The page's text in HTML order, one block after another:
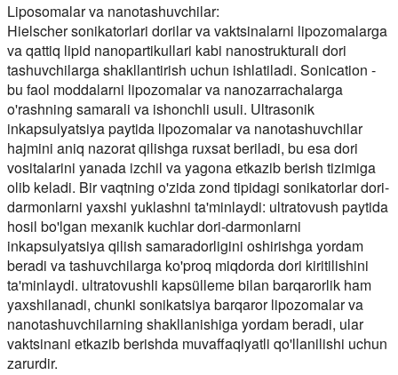
Liposomalar va nanotashuvchilar:
Hielscher sonikatorlari dorilar va vaktsinalarni lipozomalarga
va qattiq lipid nanopartikullari kabi nanostrukturali dori
tashuvchilarga shakllantirish uchun ishlatiladi. Sonication -
bu faol moddalarni lipozomalar va nanozarrachalarga
o'rashning samarali va ishonchli usuli. Ultrasonik
inkapsulyatsiya paytida lipozomalar va nanotashuvchilar
hajmini aniq nazorat qilishga ruxsat beriladi, bu esa dori
vositalarini yanada izchil va yagona etkazib berish tizimiga
olib keladi. Bir vaqtning o'zida zond tipidagi sonikatorlar dori-
darmonlarni yaxshi yuklashni ta'minlaydi: ultratovush paytida
hosil bo'lgan mexanik kuchlar dori-darmonlarni
inkapsulyatsiya qilish samaradorligini oshirishga yordam
beradi va tashuvchilarga ko'proq miqdorda dori kiritilishini
ta'minlaydi. ultratovushli kapsülleme bilan barqarorlik ham
yaxshilanadi, chunki sonikatsiya barqaror lipozomalar va
nanotashuvchilarning shakllanishiga yordam beradi, ular
vaktsinani etkazib berishda muvaffaqiyatli qo'llanilishi uchun
zarurdir.